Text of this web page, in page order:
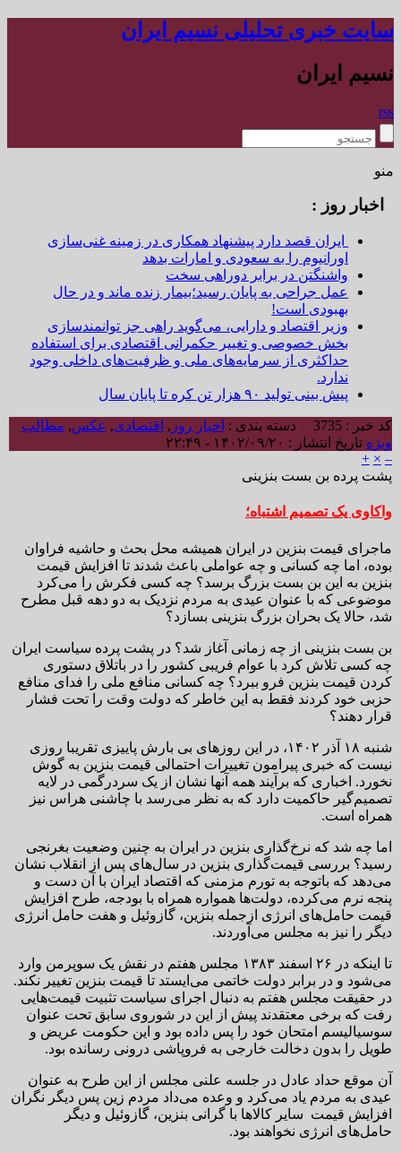
سایت خبری تحلیلی نسیم ایران
نسیم ایران
rss
منو
اخبار روز :
ایران قصد دارد پیشنهاد همکاری در زمینه غنی‌سازی
اورانیوم را به سعودی و امارات بدهد
واشنگتن در برابر دوراهی سخت
عمل جراحی به پایان رسید؛بیمار زنده ماند و در حال
بهبودی است!
وزیر اقتصاد و دارایی، می‌گوید راهی جز توانمندسازی
بخش خصوصی و تغییر حکمرانی اقتصادی برای استفاده
حداکثری از سرمایه‌های ملی و ظرفیت‌های داخلی وجود
ندارد.
پیش بینی تولید ۹۰ هزار تن کره تا پایان سال
کد خبر : 3735 دسته بندی : اخبار روز , اقتصادی, عکس, مطالب
ویژه تاریخ انتشار : ۱۴۰۲/۰۹/۲۰ - ۲۲:۴۹
–
×
+
پشت پرده بن بست بنزینی
واکاوی یک تصمیم اشتباه؛
ماجرای قیمت بنزین در ایران همیشه محل بحث و حاشیه فراوان
بوده، اما چه کسانی و چه عواملی باعث شدند تا افزایش قیمت
بنزین به این بن بست بزرگ برسد؟ چه کسی فکرش را می‌کرد
موضوعی که با عنوان عیدی به مردم نزدیک به دو دهه قبل مطرح
شد، حالا یک بحران بزرگ بنزینی بسازد؟
بن بست بنزینی از چه زمانی آغاز شد؟ در پشت پرده سیاست ایران
چه کسی تلاش کرد با عوام فریبی کشور را در باتلاق دستوری
کردن قیمت بنزین فرو ببرد؟ چه کسانی منافع ملی را فدای منافع
حزبی خود کردند فقط به این خاطر که دولت وقت را تحت فشار
قرار دهند؟
شنبه ۱۸ آذر ۱۴۰۲، در این روزهای بی بارش پاییزی تقریبا روزی
نیست که خبری پیرامون تغییرات احتمالی قیمت بنزین به گوش
نخورد. اخباری که برآیند همه آنها نشان از یک سردرگمی در لایه
تصمیم‌گیر حاکمیت دارد که به نظر می‌رسد با چاشنی هراس نیز
همراه است.
اما چه شد که نرخ‌گذاری بنزین در ایران به چنین وضعیت بغرنجی
رسید؟ بررسی قیمت‌گذاری بنزین در سال‌های پس از انقلاب نشان
می‌‌دهد که باتوجه به تورم مزمنی که اقتصاد ایران با آن دست و
پنجه نرم می‌کرده، دولت‌ها همواره همراه با بودجه، طرح افزایش
قیمت حامل‌های انرژی ازجمله بنزین، گازوئیل و هفت حامل انرژی
دیگر را نیز به مجلس می‌آوردند.
تا اینکه در ۲۶ اسفند ۱۳۸۳ مجلس هفتم در نقش یک سوپرمن وارد
می‌شود و در برابر دولت خاتمی می‌ایستد تا قیمت بنزین تغییر نکند.
در حقیقت مجلس هفتم به دنبال اجرای سیاست تثبیت قیمت‌هایی
رفت که برخی معتقدند پیش از این در شوروی سابق تحت عنوان
سوسیالیسم امتحان خود را پس داده بود و این حکومت عریض و
طویل را بدون دخالت خارجی به فروپاشی درونی رسانده بود.
آن موقع حداد عادل در جلسه علنی مجلس از این طرح به عنوان
عیدی به مردم یاد می‌کرد و وعده می‌داد مردم زین پس دیگر نگران
افزایش قیمت سایر کالاها با گرانی بنزین، گازوئیل و دیگر
حامل‌های انرژی نخواهند بود.